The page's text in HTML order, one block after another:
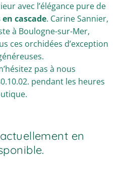
avec l’élégance pure de
cascade. Carine Sannier,
à Boulogne-sur-Mer,
ces orchidées d’exception
pas à nous
pendant les heures
en